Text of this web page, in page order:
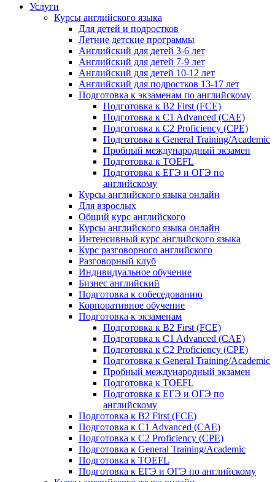
Услуги
Курсы английского языка
Для детей и подростков
Летние детские программы
Английский для детей 3-6 лет
Английский для детей 7-9 лет
Английский для детей 10-12 лет
Английский для подростков 13-17 лет
Подготовка к экзаменам по английскому
Подготовка к B2 First (FCE)
Подготовка к C1 Advanced (CAE)
Подготовка к C2 Proficiency (CPE)
Подготовка к General Training/Academic
Пробный международный экзамен
Подготовка к TOEFL
Подготовка к ЕГЭ и ОГЭ по
английскому
Курсы английского языка онлайн
Для взрослых
Общий курс английского
Курсы английского языка онлайн
Интенсивный курс английского языка
Курс разговорного английского
Разговорный клуб
Индивидуальное обучение
Бизнес английский
Подготовка к собеседованию
Корпоративное обучение
Подготовка к экзаменам
Подготовка к B2 First (FCE)
Подготовка к C1 Advanced (CAE)
Подготовка к C2 Proficiency (CPE)
Подготовка к General Training/Academic
Пробный международный экзамен
Подготовка к TOEFL
Подготовка к ЕГЭ и ОГЭ по
английскому
Подготовка к B2 First (FCE)
Подготовка к C1 Advanced (CAE)
Подготовка к C2 Proficiency (CPE)
Подготовка к General Training/Academic
Подготовка к TOEFL
Подготовка к ЕГЭ и ОГЭ по английскому